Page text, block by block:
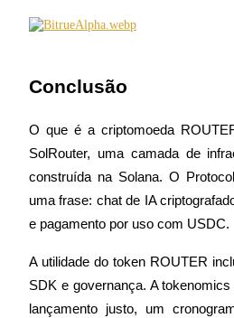
Conclusão
O que é a criptomoeda
SolRouter, uma camada de
construída na Solana. O
uma frase: chat de IA
e pagamento por uso com USDC.
A utilidade do token ROUTER
SDK e governança. A
lançamento justo, um